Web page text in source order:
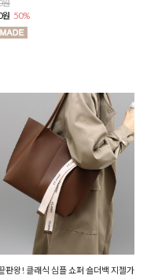
원
원 50%
판왕! 클래식 심플 쇼퍼 숄더백 지젤가